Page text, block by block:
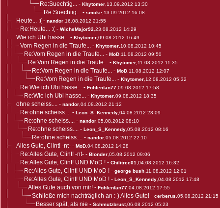
Re:Suechtig... - Khytomer ,13.09.2012 13:30
Re:Suechtig... - smoke ,13.09.2012 16:08
Heute... :( - nandor ,16.08.2012 21:55
Re:Heute... :( - WichsMajor92 ,23.08.2012 14:29
Wie ich Ubi hasse... - Khytomer ,09.08.2012 16:49
Vom Regen in die Traufe... - Khytomer ,10.08.2012 10:45
Re:Vom Regen in die Traufe... - MoD ,11.08.2012 09:50
Re:Vom Regen in die Traufe... - Khytomer ,11.08.2012 11:35
Re:Vom Regen in die Traufe... - MoD ,11.08.2012 12:07
Re:Vom Regen in die Traufe... - Khytomer ,12.08.2012 05:32
Re:Wie ich Ubi hasse... - Fohlenfan77 ,09.08.2012 17:58
Re:Wie ich Ubi hasse... - Khytomer ,09.08.2012 18:35
ohne scheiss.... - nandor ,04.08.2012 21:12
Re:ohne scheiss.... - Leon_S_Kennedy ,04.08.2012 23:09
Re:ohne scheiss.... - nandor ,05.08.2012 08:10
Re:ohne scheiss.... - Leon_S_Kennedy ,05.08.2012 08:16
Re:ohne scheiss.... - nandor ,05.08.2012 22:10
Alles Gute, Clint! -nt- - MoD ,04.08.2012 14:28
Re:Alles Gute, Clint! -nt- - Blonder ,05.08.2012 09:06
Re:Alles Gute, Clint! UND MoD ! - Chilitree01 ,04.08.2012 16:32
Re:Alles Gute, Clint! UND MoD ! - george bush ,11.08.2012 12:01
Re:Alles Gute, Clint! UND MoD ! - Leon_S_Kennedy ,04.08.2012 17:48
Alles Gute auch von mir! - Fohlenfan77 ,04.08.2012 17:55
Schließe mich nachträglich an :-) Alles Gute! - cerberus ,05.08.2012 21:15
Besser spät, als nie - Schmutzbrust,06.08.2012 05:23